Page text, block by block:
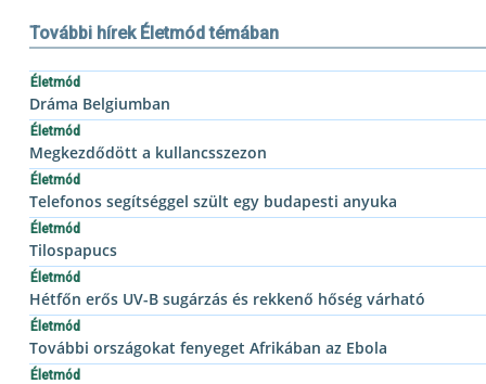
További hírek Életmód témában
Életmód
Dráma Belgiumban
Életmód
Megkezdődött a kullancsszezon
Életmód
Telefonos segítséggel szült egy budapesti anyuka
Életmód
Tilospapucs
Életmód
Hétfőn erős UV-B sugárzás és rekkenő hőség várható
Életmód
További országokat fenyeget Afrikában az Ebola
Életmód